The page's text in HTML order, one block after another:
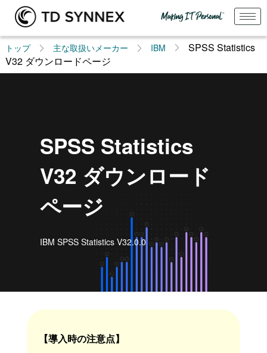
トップ 主な取扱いメーカー IBM
SPSS Statistics
V32 ダウンロードページ
SPSS Statistics
V32 ダウンロード
ページ
IBM SPSS Statistics V32.0.0
【導入時の注意点】